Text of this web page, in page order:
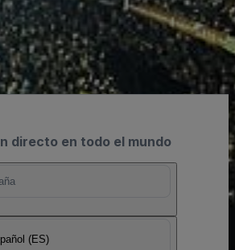
directo en todo el mundo
(ES)